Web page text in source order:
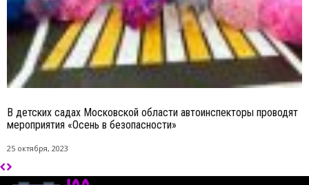
В детских садах Московской области автоинспекторы проводят
мероприятия «Осень в безопасности»
25 октября, 2023